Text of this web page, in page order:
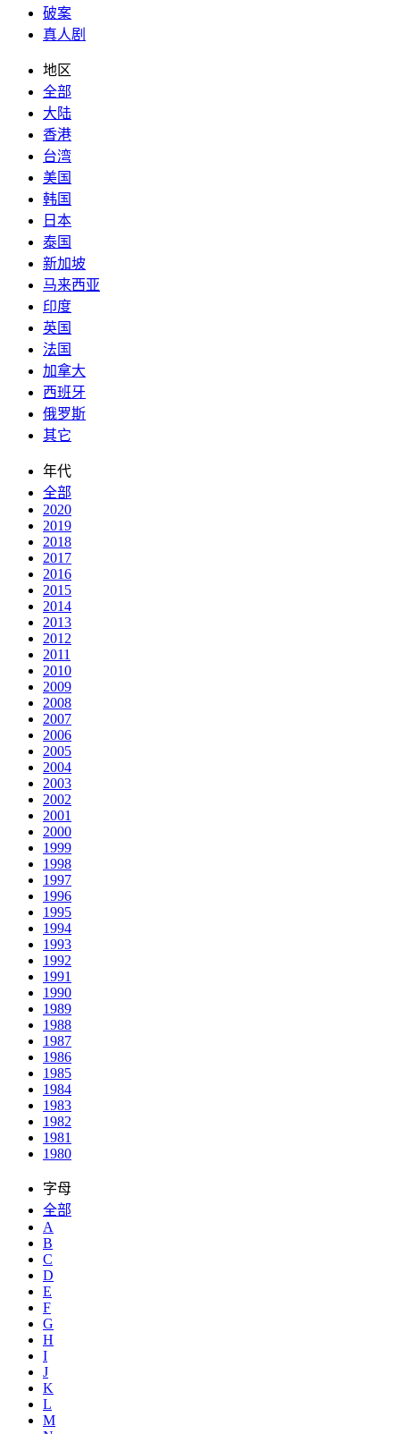
破案
真人剧
地区
全部
大陆
香港
台湾
美国
韩国
日本
泰国
新加坡
马来西亚
印度
英国
法国
加拿大
西班牙
俄罗斯
其它
年代
全部
2020
2019
2018
2017
2016
2015
2014
2013
2012
2011
2010
2009
2008
2007
2006
2005
2004
2003
2002
2001
2000
1999
1998
1997
1996
1995
1994
1993
1992
1991
1990
1989
1988
1987
1986
1985
1984
1983
1982
1981
1980
字母
全部
A
B
C
D
E
F
G
H
I
J
K
L
M